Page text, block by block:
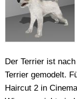
Der Terrier ist
Terrier gemodelt.
Haircut 2 in